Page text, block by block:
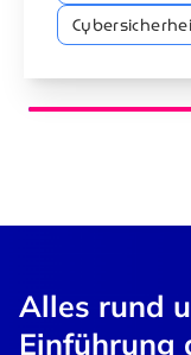
Alles rund
Einführung